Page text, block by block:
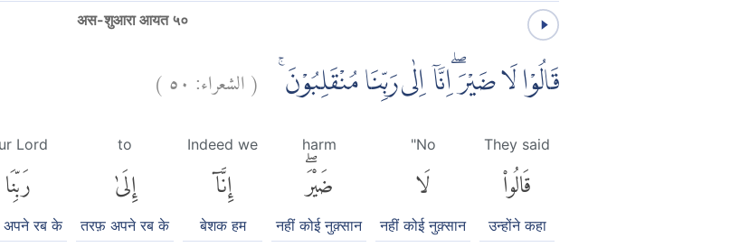
अस-शुआरा आयत ५०
قَالُوْا لَا ضَيْرَ ۖاِنَّآ اِلٰى رَبِّنَا مُنْقَلِبُوْنَ ۚ (الشعراء: ٥٠)
They said
قَالُوا۟
उन्होंने कहा
"No
لَا
नहीं कोई नुक़्सान
harm
ضَيْرَۖ
नहीं कोई नुक़्सान
Indeed we
إِنَّآ
बेशक हम
to
إِلَىٰ
तरफ़ अपने रब के
Lord
رَبِّنَا
रब के